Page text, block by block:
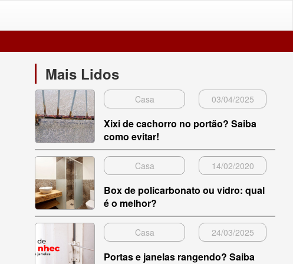
Mais Lidos
Casa 03/04/2025
Xixi de cachorro no portão? Saiba
como evitar!
Casa 14/02/2020
Box de policarbonato ou vidro: qual
é o melhor?
Casa 24/03/2025
Portas e janelas rangendo? Saiba